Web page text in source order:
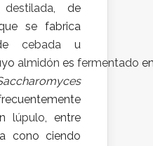
destilada , de
se fabrica
cebada u
almidón es fermentado
lúpulo , entre
cono ciendo